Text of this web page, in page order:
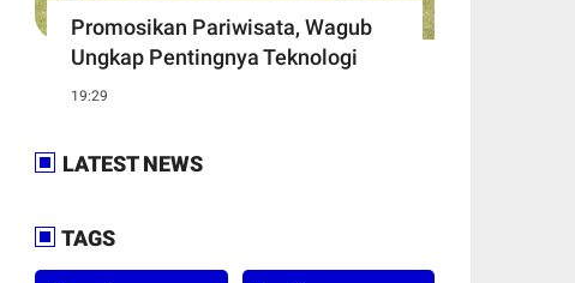
Promosikan Pariwisata, Wagub
Ungkap Pentingnya Teknologi
19:29
LATEST NEWS
TAGS